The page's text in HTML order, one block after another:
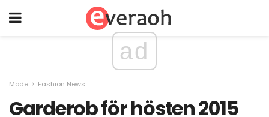
ad
Mode Fashion News
Garderob för hösten 2015